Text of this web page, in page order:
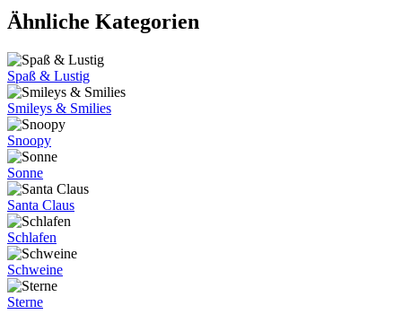
Ähnliche Kategorien
Spaß & Lustig
Smileys & Smilies
Snoopy
Sonne
Santa Claus
Schlafen
Schweine
Sterne